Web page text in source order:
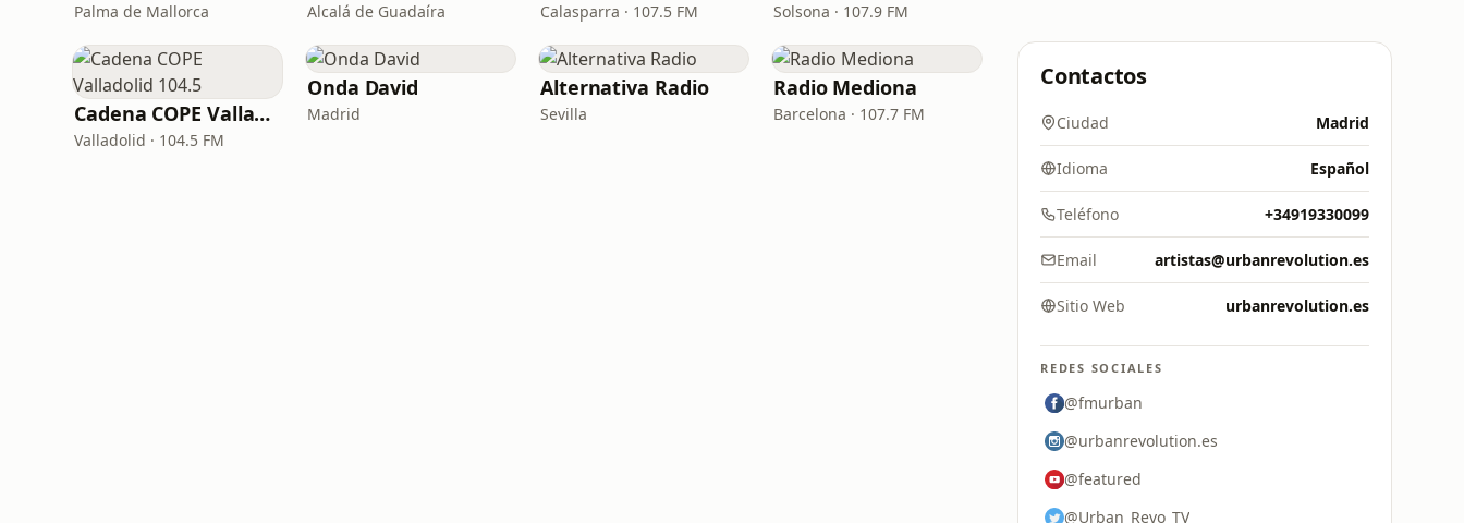
Palma de Mallorca Alcalá de Guadaíra Calasparra · 107.5 FM Solsona · 107.9 FM
Cadena COPE Valladolid 104.5
Valladolid · 104.5 FM
Onda David
Madrid
Alternativa Radio
Sevilla
Radio Mediona
Barcelona · 107.7 FM
Contactos
Ciudad Madrid
Idioma Español
Teléfono +34919330099
Email artistas@urbanrevolution.es
Sitio Web urbanrevolution.es
REDES SOCIALES
@fmurban
@urbanrevolution.es
@featured
@Urban_Revo_TV